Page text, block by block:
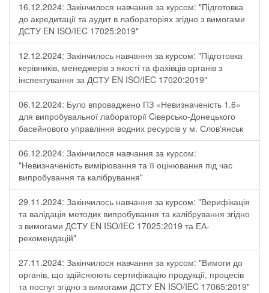
16.12.2024: Закінчилося навчання за курсом: "Підготовка
до акредитації та аудит в лабораторіях згідно з вимогами
ДСТУ EN ISO/IEC 17025:2019"
12.12.2024: Закінчилось навчання за курсом: "Підготовка
керівників, менеджерів з якості та фахівців органів з
інспектування за ДСТУ EN ISO/IEC 17020:2019"
06.12.2024: Було впроваджено ПЗ «Невизначеність 1.6»
для випробувальної лабораторії Cіверсько-Донецького
басейнового управління водних ресурсів у м. Слов'янськ
06.12.2024: Закінчилося навчання за курсом:
"Невизначеність вимірювання та її оцінювання під час
випробування та калібрування"
29.11.2024: Закінчилось навчання за курсом: "Верифікація
та валідація методик випробування та калібрування згідно
з вимогами ДСТУ EN ISO/IEC 17025:2019 та ЕА-
рекомендацій"
27.11.2024: Закінчилося навчання за курсом: "Вимоги до
органів, що здійснюють сертифікацію продукції, процесів
та послуг згідно з вимогами ДСТУ EN ISO/IEC 17065:2019"